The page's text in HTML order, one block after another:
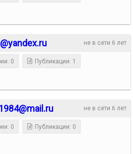
не в сети 6 лет
0 Публикации: 1
не в сети 6 лет
0 Публикации: 0